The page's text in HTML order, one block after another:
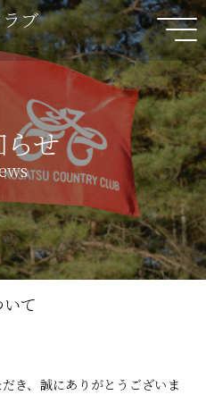
ブ
せ
て
き、誠にありがとうございま